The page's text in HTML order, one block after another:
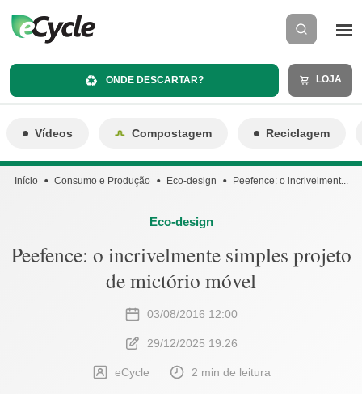
ONDE DESCARTAR? LOJA
Vídeos Compostagem Reciclagem
Início Consumo e Produção Eco-design Peefence: o incrivelment...
Eco-design
Peefence: o incrivelmente simples projeto
de mictório móvel
03/08/2016 12:00
29/12/2025 19:26
eCycle 2 min de leitura